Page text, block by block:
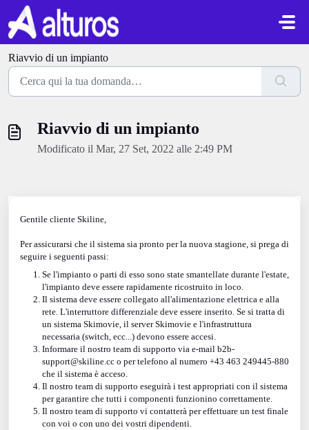
Salta al contenuto principale
Riavvio di un impianto
Riavvio di un impianto
Modificato il Mar, 27 Set, 2022 alle 2:49 PM
Gentile cliente Skiline,
Per assicurarsi che il sistema sia pronto per la nuova stagione, si prega di
seguire i seguenti passi:
Se l'impianto o parti di esso sono state smantellate durante l'estate,
l'impianto deve essere rapidamente ricostruito in loco.
Il sistema deve essere collegato all'alimentazione elettrica e alla
rete. L'interruttore differenziale deve essere inserito. Se si tratta di
un sistema Skimovie, il server Skimovie e l'infrastruttura
necessaria (switch, ecc...) devono essere accesi.
Informare il nostro team di supporto via e-mail b2b-
support@skiline.cc o per telefono al numero +43 463 249445-880
che il sistema è acceso.
Il nostro team di supporto eseguirà i test appropriati con il sistema
per garantire che tutti i componenti funzionino correttamente.
Il nostro team di supporto vi contatterà per effettuare un test finale
con voi o con uno dei vostri dipendenti.